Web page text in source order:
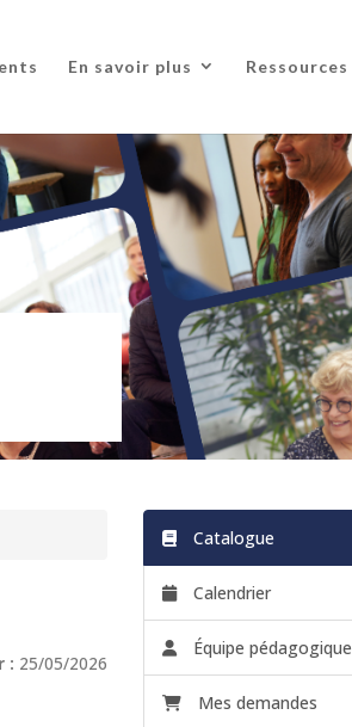
En savoir plus Ressources
: 25/05/2026
Catalogue
Calendrier
Équipe pédagogique
Mes demandes